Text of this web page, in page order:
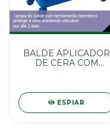
BALDE APLICADOR
DE CERA COM
ESPIAR